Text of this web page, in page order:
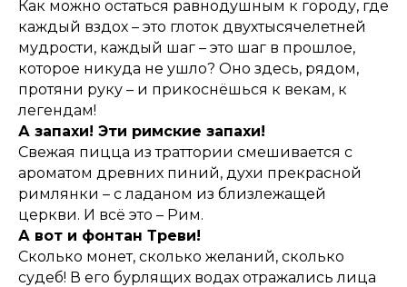
Как можно остаться равнодушным к городу, где
каждый вздох – это глоток двухтысячелетней
мудрости, каждый шаг – это шаг в прошлое,
которое никуда не ушло? Оно здесь, рядом,
протяни руку – и прикоснёшься к векам, к
легендам!
А запахи! Эти римские запахи!
Свежая пицца из траттории смешивается с
ароматом древних пиний, духи прекрасной
римлянки – с ладаном из близлежащей
церкви. И всё это – Рим.
А вот и фонтан Треви!
Сколько монет, сколько желаний, сколько
судеб! В его бурлящих водах отражались лица